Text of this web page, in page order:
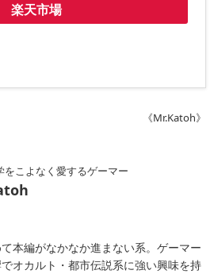
楽天市場
《Mr.Katoh》
をこよなく愛するゲーマー
本編がなかなか進まない系。ゲーマー
オカルト・都市伝説系に強い興味を持